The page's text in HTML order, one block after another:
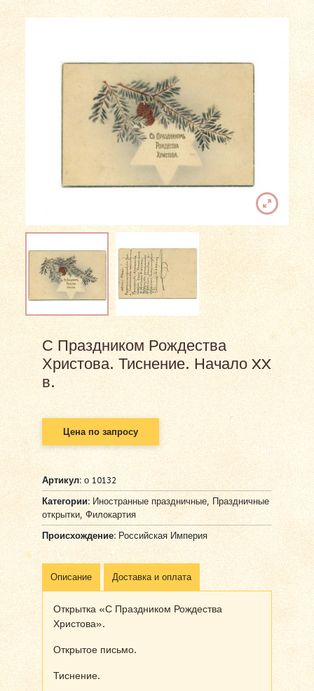
С Праздником Рождества
Христова. Тиснение. Начало XX
в.
Цена по запросу
Артикул:о 10132
Категории: Иностранные праздничные,Праздничные
открытки,Филокартия
Происхождение:Российская Империя
Описание Доставка и оплата
Открытка «С Праздником Рождества
Христова».
Открытое письмо.
Тиснение.